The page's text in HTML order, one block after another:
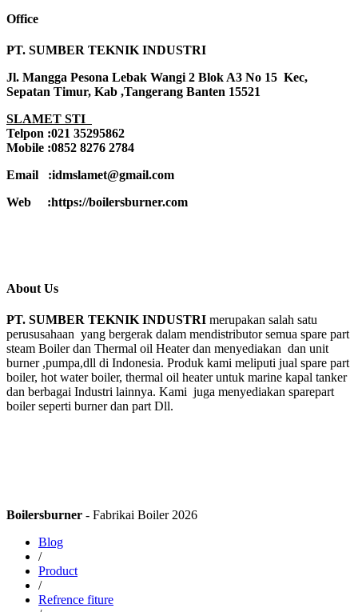
Office
PT. SUMBER TEKNIK INDUSTRI
Jl. Mangga Pesona Lebak Wangi 2 Blok A3 No 15 Kec,
Sepatan Timur, Kab ,Tangerang Banten 15521
SLAMET STI
Telpon :021 35295862
Mobile :0852 8276 2784
Email :idmslamet@gmail.com
Web :https://boilersburner.com
About Us
PT. SUMBER TEKNIK INDUSTRI merupakan salah satu
perususahaan yang bergerak dalam mendistributor semua spare part
steam Boiler dan Thermal oil Heater dan menyediakan dan unit
burner ,pumpa,dll di Indonesia. Produk kami meliputi jual spare part
boiler, hot water boiler, thermal oil heater untuk marine kapal tanker
dan berbagai Industri lainnya. Kami juga menyediakan sparepart
boiler seperti burner dan part Dll.
Boilersburner - Fabrikai Boiler 2026
Blog
/
Product
/
Refrence fiture